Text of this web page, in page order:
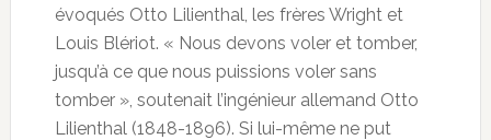
évoqués Otto Lilienthal, les frères Wright et
Louis Blériot. « Nous devons voler et tomber,
jusqu’à ce que nous puissions voler sans
tomber », soutenait l’ingénieur allemand Otto
Lilienthal (1848-1896). Si lui-même ne put